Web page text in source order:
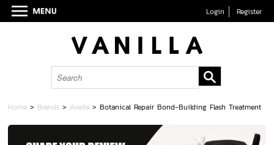
Login Register
Home > Brands > Aveda >Botanical Repair Bond-Building Flash Treatment